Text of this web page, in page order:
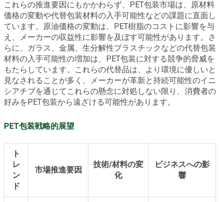
これらの推進要因にもかかわらず、PET包装市場は、原材料
価格の変動や代替包装材料の入手可能性などの課題に直面し
ています。原油価格の変動は、PET樹脂のコストに影響を与
え、メーカーの収益性に影響を及ぼす可能性があります。さ
らに、ガラス、金属、生分解性プラスチックなどの代替包装
材料の入手可能性の増加は、PET包装に対する競争的脅威を
もたらしています。これらの代替品は、より環境に優しいと
見なされることが多く、メーカーが革新と持続可能性のイニ
シアチブを通じてこれらの懸念に対処しない限り、消費者の
好みをPET包装から遠ざける可能性があります。
PET包装戦略的展望
ト
レ
ン
ド
市場推進要因
技術/材料の変
化
ビジネスへの影
響